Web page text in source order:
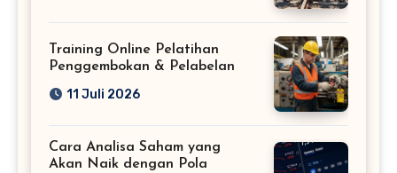
Training Online Pelatihan
Penggembokan & Pelabelan
11 Juli 2026
Cara Analisa Saham yang
Akan Naik dengan Pola